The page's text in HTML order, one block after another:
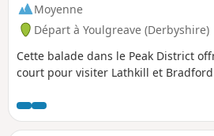
Moyenne
Départ à Youlgreave (Derbyshire)
Cette balade dans le Peak District
court pour visiter Lathkill et Bradford